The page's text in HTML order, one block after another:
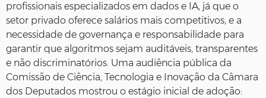
profissionais especializados em dados e IA, já que o
setor privado oferece salários mais competitivos, e a
necessidade de governança e responsabilidade para
garantir que algoritmos sejam auditáveis, transparentes
e não discriminatórios. Uma audiência pública da
Comissão de Ciência, Tecnologia e Inovação da Câmara
dos Deputados mostrou o estágio inicial de adoção: